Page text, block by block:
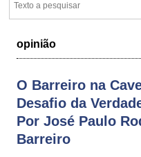
opinião
O Barreiro na
Desafio da
Por José Paulo
Barreiro